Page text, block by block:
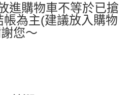
進購物車不等於已搶
為主(建議放入購物
您～